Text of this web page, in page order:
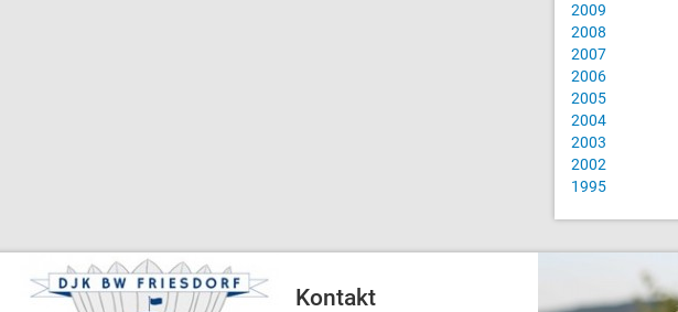
2009
2008
2007
2006
2005
2004
2003
2002
1995
Kontakt